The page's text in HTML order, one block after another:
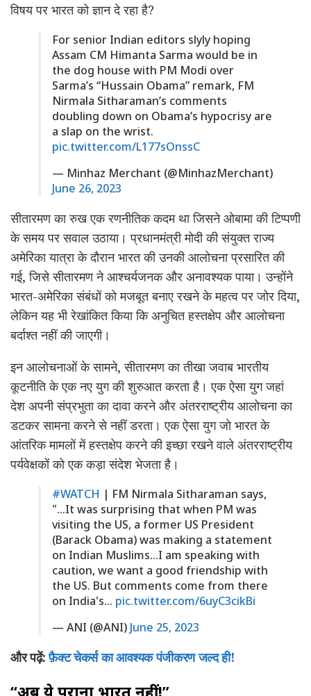
विषय पर भारत को ज्ञान दे रहा है?
For senior Indian editors slyly hoping
Assam CM Himanta Sarma would be in
the dog house with PM Modi over
Sarma’s “Hussain Obama” remark, FM
Nirmala Sitharaman’s comments
doubling down on Obama’s hypocrisy are
a slap on the wrist.
pic.twitter.com/L177sOnssC
— Minhaz Merchant (@MinhazMerchant)
June 26, 2023
सीतारमण का रुख एक रणनीतिक कदम था जिसने ओबामा की टिप्पणी
के समय पर सवाल उठाया। प्रधानमंत्री मोदी की संयुक्त राज्य
अमेरिका यात्रा के दौरान भारत की उनकी आलोचना प्रसारित की
गई, जिसे सीतारमण ने आश्चर्यजनक और अनावश्यक पाया। उन्होंने
भारत-अमेरिका संबंधों को मजबूत बनाए रखने के महत्व पर जोर दिया,
लेकिन यह भी रेखांकित किया कि अनुचित हस्तक्षेप और आलोचना
बर्दाश्त नहीं की जाएगी।
इन आलोचनाओं के सामने, सीतारमण का तीखा जवाब भारतीय
कूटनीति के एक नए युग की शुरुआत करता है। एक ऐसा युग जहां
देश अपनी संप्रभुता का दावा करने और अंतरराष्ट्रीय आलोचना का
डटकर सामना करने से नहीं डरता। एक ऐसा युग जो भारत के
आंतरिक मामलों में हस्तक्षेप करने की इच्छा रखने वाले अंतरराष्ट्रीय
पर्यवेक्षकों को एक कड़ा संदेश भेजता है।
#WATCH | FM Nirmala Sitharaman says,
"…It was surprising that when PM was
visiting the US, a former US President
(Barack Obama) was making a statement
on Indian Muslims…I am speaking with
caution, we want a good friendship with
the US. But comments come from there
on India's… pic.twitter.com/6uyC3cikBi
— ANI (@ANI) June 25, 2023
और पढ़ें:फ़ैक्ट चेकर्स का आवश्यक पंजीकरण जल्द ही!
“अब ये पुराना भारत नहीं!”